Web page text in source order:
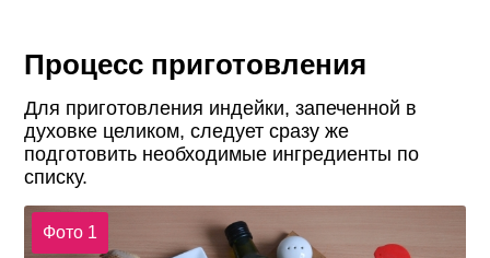
Процесс приготовления
Для приготовления индейки, запеченной в
духовке целиком, следует сразу же
подготовить необходимые ингредиенты по
списку.
Фото 1